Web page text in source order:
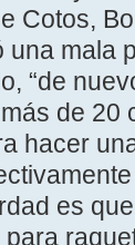
Cotos,
una mala
“de
de 20
hacer
es